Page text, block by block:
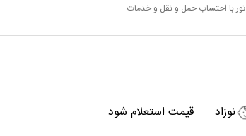
تور با احتساب حمل و نقل و خدمات
نوزاد قیمت استعلام شود